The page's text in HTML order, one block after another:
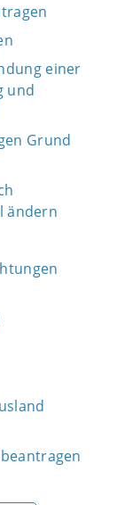
einer
und
Grund
ändern